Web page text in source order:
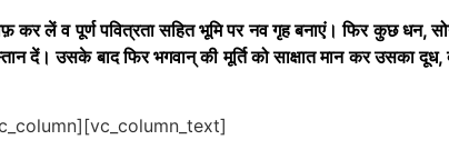
व पूर्ण पवित्रता सहित भूमि पर नव गृह बनाएं। फिर कुछ धन,
दें। उसके बाद फिर भगवान् की मूर्ति को साक्षात मान कर उसका